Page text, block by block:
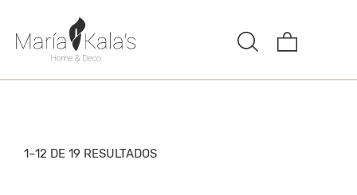
1–12 DE 19 RESULTADOS